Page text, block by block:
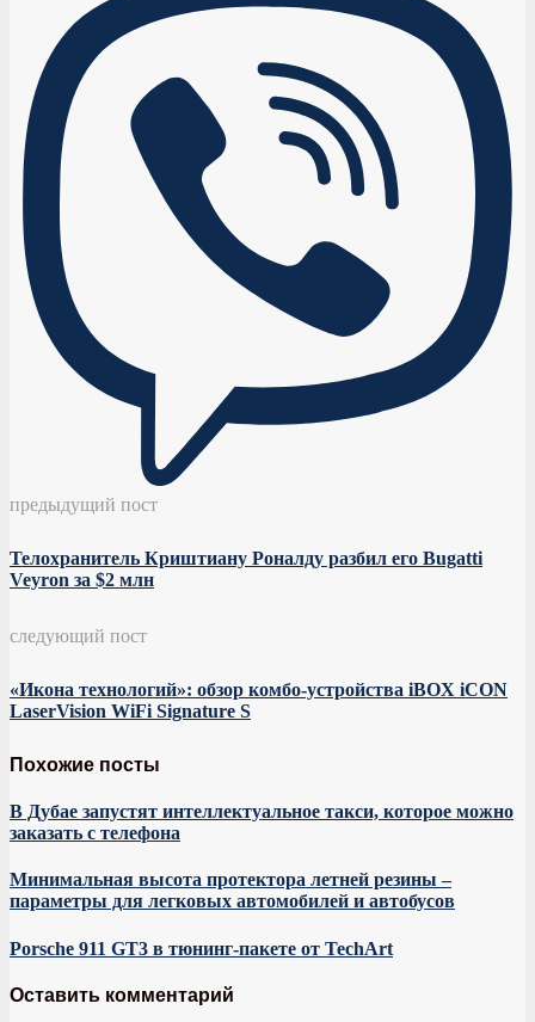
предыдущий пост
Телохранитель Криштиану Роналду разбил его Bugatti
Veyron за $2 млн
следующий пост
«Икона технологий»: обзор комбо-устройства iBOX iCON
LaserVision WiFi Signature S
Похожие посты
В Дубае запустят интеллектуальное такси, которое можно
заказать с телефона
Минимальная высота протектора летней резины –
параметры для легковых автомобилей и автобусов
Porsche 911 GT3 в тюнинг-пакете от TechArt
Оставить комментарий